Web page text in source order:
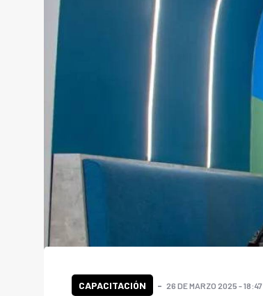
CAPACITACIÓN 26 DE MARZO 2025 - 18:47